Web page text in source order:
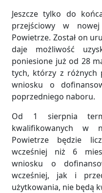
Jeszcze tylko do
przejściowy w
Powietrze. Został on
daje możliwość
poniesione już od 28
tych, którzy z różnych
wniosku o
poprzedniego naboru.
Od 1 sierpnia
kwalifikowanych w
Powietrze będzie
wcześniej niż 6
wniosku o
wcześniej, jak i
użytkowania, nie będą